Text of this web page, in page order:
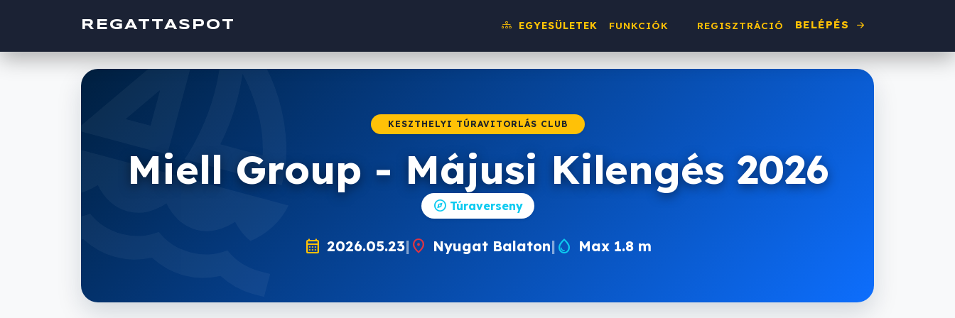
REGATTASPOT EGYESÜLETEK FUNKCIÓK REGISZTRÁCIÓ BELÉPÉS
sailing KESZTHELYI TÚRAVITORLÁS CLUB
Miell Group - Májusi Kilengés 2026
explore Túraverseny
calendar_month 2026.05.23| location_on Nyugat Balaton| water_drop Max 1.8 m